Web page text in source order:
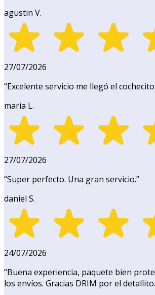
agustin V.
27/07/2026
“Excelente servicio me llegó el
maria L.
27/07/2026
“Super perfecto. Una gran servicio.”
daniel S.
24/07/2026
“Buena experiencia, paquete bien
los envíos. Gracias DRIM por el detallito.